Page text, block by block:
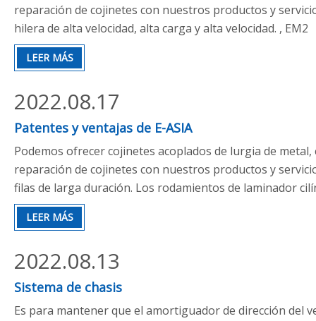
reparación de cojinetes con nuestros productos y
hilera de alta velocidad, alta carga y alta velocidad. , EM2
LEER MÁS
Patentes y ventajas de E-ASIA
Podemos ofrecer cojinetes acoplados de lurgia de
reparación de cojinetes con nuestros productos y
filas de larga duración. Los rodamientos de laminador
2022.08.17
LEER MÁS
Sistema de chasis
Es para mantener que el amortiguador de dirección del
2022.08.13